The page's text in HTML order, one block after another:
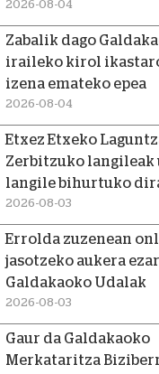
2026-08-04
Zabalik dago
iraileko kirol
izena emateko epea
2026-08-04
Etxez Etxeko
Zerbitzuko langileak
langile bihurtuko
2026-08-03
Errolda zuzenean
jasotzeko aukera
Galdakaoko Udalak
2026-08-03
Gaur da Galdakaoko
Merkataritza